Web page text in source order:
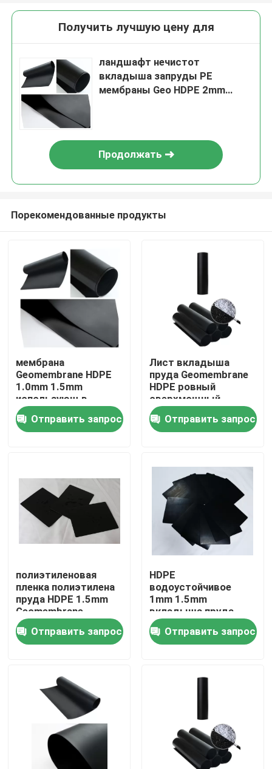
Дома
Контакты
Продукция
Видео
Ткань Geosynthetic
Мембрана Geosynthetic
Решетка подкрепления Geosynthetic
HDPE Geocell
Мешки с песком Geofabric
Получить лучшую цену для
ландшафт нечистот
вкладыша запруды PE
мембраны Geo HDPE 2mm
Продолжать
Порекомендованные продукты
мембрана
Geomembrane HDPE
1.0mm 1.5mm
использующ в
замыкать
предохранение
утечки
Отправить запрос
Лист вкладыша
пруда Geomembrane
HDPE ровный
сверхмощный
пластиковый для
минирования
Отправить запрос
полиэтиленовая
пленка полиэтилена
пруда HDPE 1.5mm
Geomembrane
усиленная
вкладышем
Отправить запрос
HDPE
водоустойчивое
1mm 1.5mm
вкладыша пруда
запруды 2mm
Geomembrane
Отправить запрос